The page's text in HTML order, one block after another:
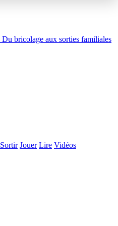
Du bricolage aux sorties familiales
Sortir Jouer Lire Vidéos